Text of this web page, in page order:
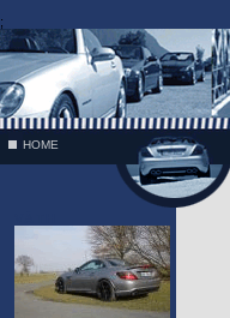
;
HOME